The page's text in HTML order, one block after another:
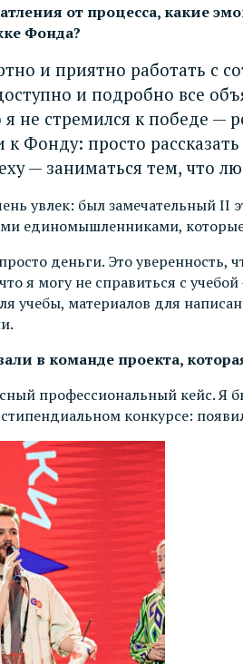
от процесса, какие
Фонда?
и приятно работать с
и подробно все
я не стремился к победе
к Фонду: просто
— заниматься тем, что
увлек: был замечательный II
единомышленниками,
деньги. Это уверенность,
я могу не справиться с
учебы, материалов для
в команде проекта,
профессиональный кейс. Я
конкурсе: